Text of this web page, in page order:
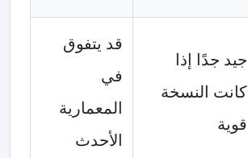
جيد جدًا إذا
كانت النسخة
قوية
قد يتفوق
في
المعمارية
الأحدث